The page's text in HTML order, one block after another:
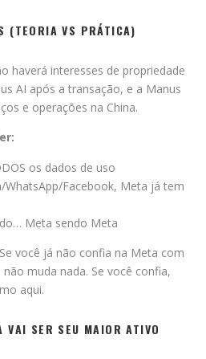
(TEORIA VS PRÁTICA)
haverá interesses de propriedade
AI após a transação, e a Manus
e operações na China.
os dados de uso
WhatsApp/Facebook, Meta já tem
Meta sendo Meta
Se você já não confia na Meta com
muda nada. Se você confia,
aqui.
VAI SER SEU MAIOR ATIVO